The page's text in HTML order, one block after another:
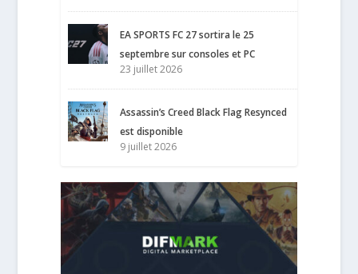
EA SPORTS FC 27 sortira le 25
septembre sur consoles et PC
23 juillet 2026
Assassin’s Creed Black Flag Resynced
est disponible
9 juillet 2026